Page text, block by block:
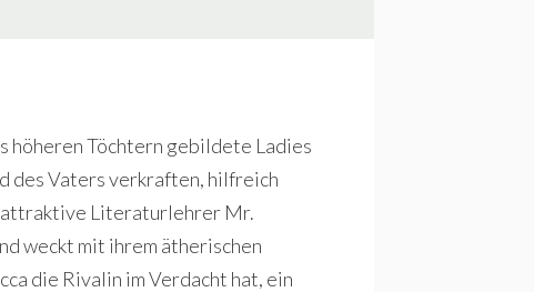
höheren Töchtern gebildete Ladies
des Vaters verkraften, hilfreich
attraktive Literaturlehrer Mr.
weckt mit ihrem ätherischen
die Rivalin im Verdacht hat, ein